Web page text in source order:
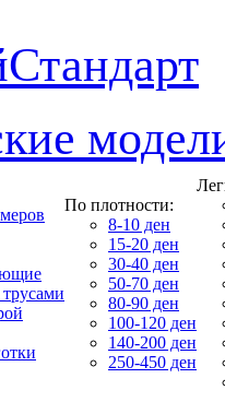
По плотности:
8-10 ден
15-20 ден
30-40 ден
50-70 ден
80-90 ден
100-120 ден
140-200 ден
250-450 ден